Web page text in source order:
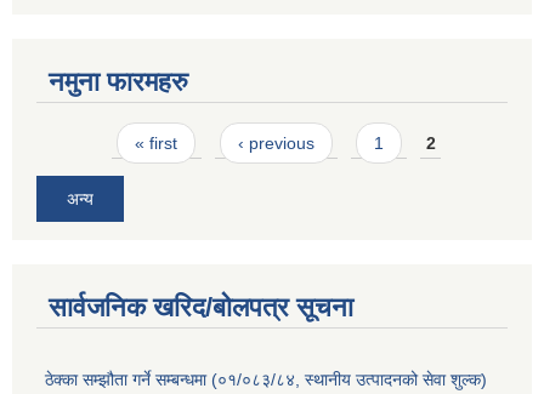
नमुना फारमहरु
Pages« first ‹ previous 1 2
अन्य
सार्वजनिक खरिद/बोलपत्र सूचना
ठेक्का सम्झौता गर्ने सम्बन्धमा (०१/०८३/८४, स्थानीय उत्पादनको सेवा शुल्क)